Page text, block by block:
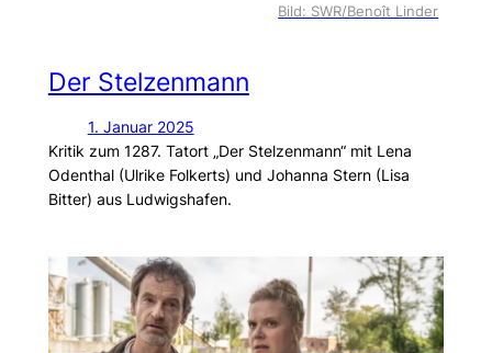
Bild: SWR/Benoît Linder
Der Stelzenmann
1. Januar 2025
Kritik zum 1287. Tatort „Der Stelzenmann“ mit Lena
Odenthal (Ulrike Folkerts) und Johanna Stern (Lisa
Bitter) aus Ludwigshafen.